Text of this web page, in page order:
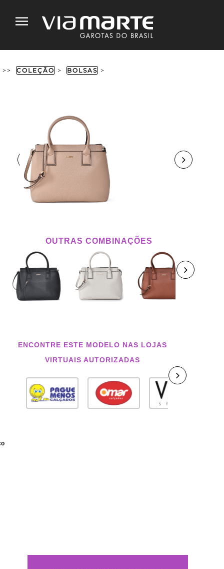
>> COLEÇÃO > BOLSAS >
OUTRAS COMBINAÇÕES
ENCONTRE ESTE MODELO NAS LOJAS
VIRTUAIS AUTORIZADAS